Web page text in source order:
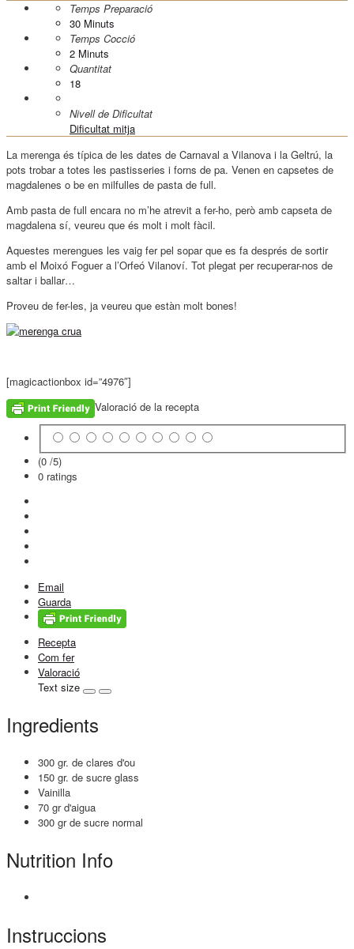
Temps Preparació
30 Minuts
Temps Cocció
2 Minuts
Quantitat
18
Nivell de Dificultat
Dificultat mitja
La merenga és típica de les dates de Carnaval a Vilanova i la Geltrú, la
pots trobar a totes les pastisseries i forns de pa. Venen en capsetes de
magdalenes o be en milfulles de pasta de full.
Amb pasta de full encara no m’he atrevit a fer-ho, però amb capseta de
magdalena sí, veureu que és molt i molt fàcil.
Aquestes merengues les vaig fer pel sopar que es fa després de sortir
amb el Moixó Foguer a l’Orfeó Vilanoví. Tot plegat per recuperar-nos de
saltar i ballar…
Proveu de fer-les, ja veureu que estàn molt bones!
[magicactionbox id=”4976″]
Valoració de la recepta
(0 /5)
0 ratings
Email
Guarda
Recepta
Com fer
Valoració
Text size
Ingredients
300 gr. de clares d'ou
150 gr. de sucre glass
Vainilla
70 gr d'aigua
300 gr de sucre normal
Nutrition Info
Instruccions